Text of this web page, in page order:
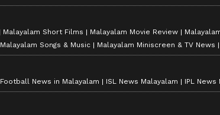
Malayalam Short Films Malayalam Movie Review
Malayalam Songs & Music Malayalam Miniscreen & TV News
Football News in Malayalam ISL News Malayalam IPL News